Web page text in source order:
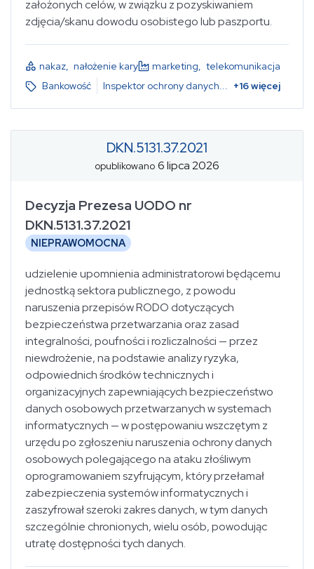
założonych celów, w związku z pozyskiwaniem
zdjęcia/skanu dowodu osobistego lub paszportu.
nakaz, nałożenie kary marketing, telekomunikacja
Bankowość
Inspektor ochrony danych... +16więcej
DKN.5131.37.2021
opublikowano 6 lipca 2026
Decyzja Prezesa UODO nr
DKN.5131.37.2021
NIEPRAWOMOCNA
udzielenie upomnienia administratorowi będącemu
jednostką sektora publicznego, z powodu
naruszenia przepisów RODO dotyczących
bezpieczeństwa przetwarzania oraz zasad
integralności, poufności i rozliczalności — przez
niewdrożenie, na podstawie analizy ryzyka,
odpowiednich środków technicznych i
organizacyjnych zapewniających bezpieczeństwo
danych osobowych przetwarzanych w systemach
informatycznych — w postępowaniu wszczętym z
urzędu po zgłoszeniu naruszenia ochrony danych
osobowych polegającego na ataku złośliwym
oprogramowaniem szyfrującym, który przełamał
zabezpieczenia systemów informatycznych i
zaszyfrował szeroki zakres danych, w tym danych
szczególnie chronionych, wielu osób, powodując
utratę dostępności tych danych.